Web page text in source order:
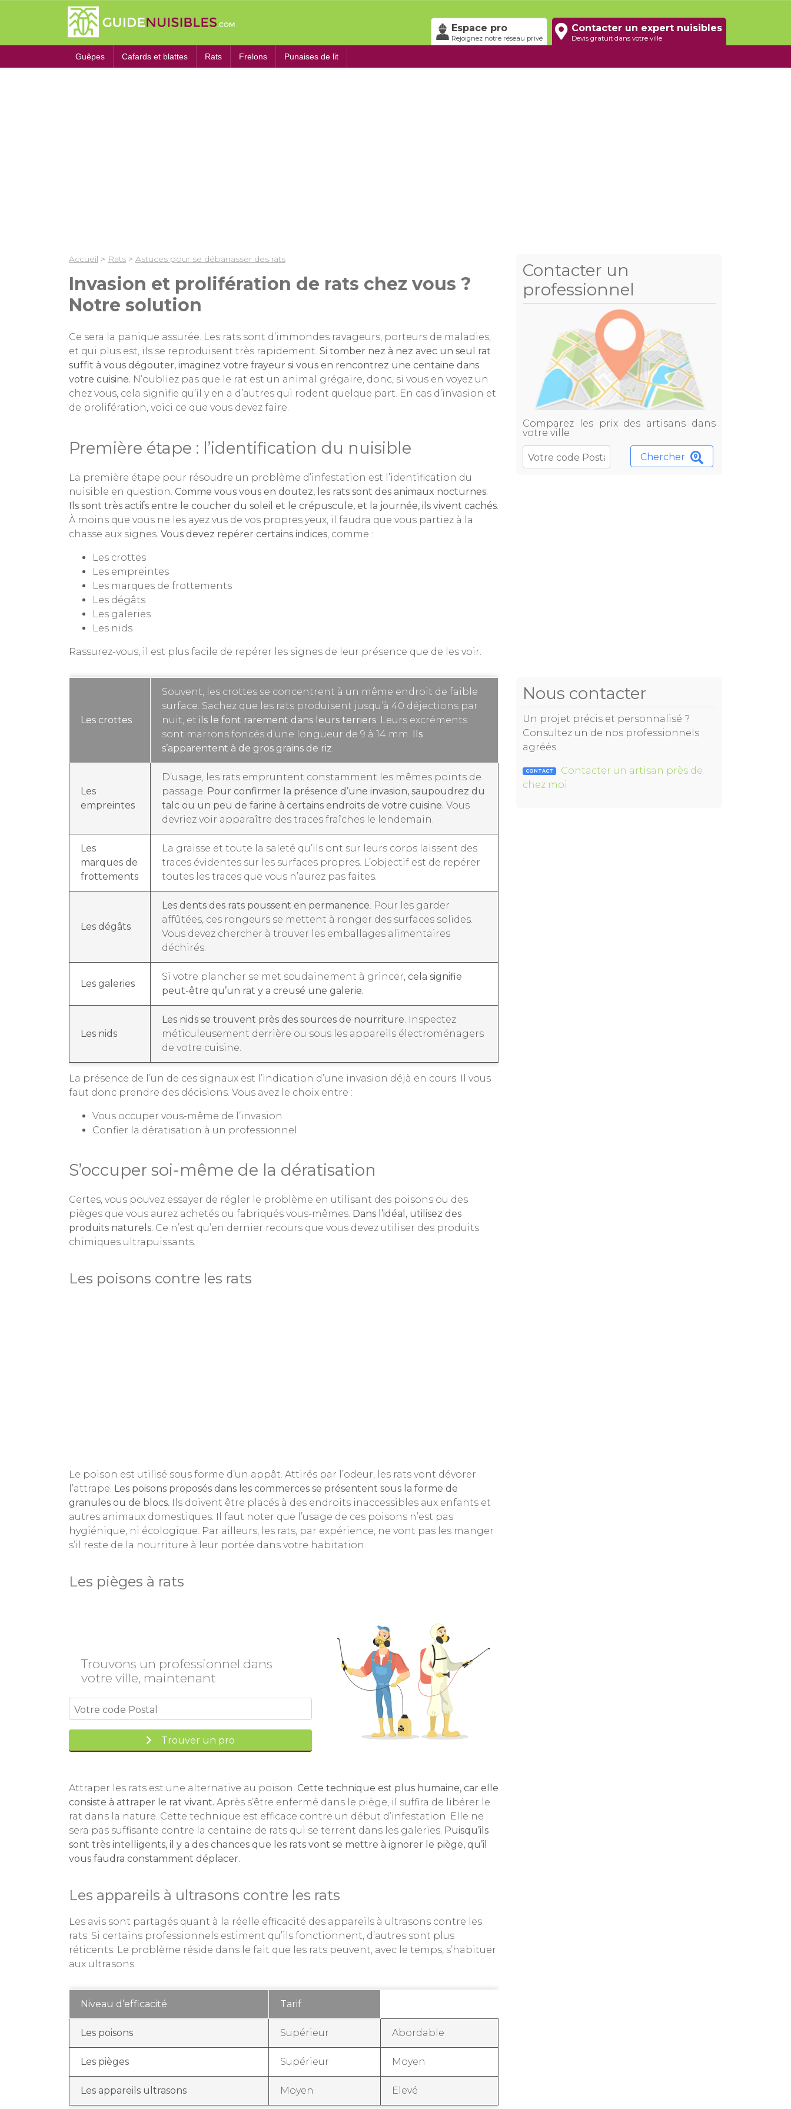
Espace pro
Rejoignez notre réseau privé
Contacter un expert nuisibles
Devis gratuit dans votre ville
Guêpes Cafards et blattes Rats Frelons Punaises de lit
Accueil > Rats > Astuces pour se débarrasser des rats
Invasion et prolifération de rats chez vous ?
Notre solution
Ce sera la panique assurée. Les rats sont d’immondes ravageurs, porteurs de maladies,
et qui plus est, ils se reproduisent très rapidement. Si tomber nez à nez avec un seul rat
suffit à vous dégouter, imaginez votre frayeur si vous en rencontrez une centaine dans
votre cuisine. N’oubliez pas que le rat est un animal grégaire, donc, si vous en voyez un
chez vous, cela signifie qu’il y en a d’autres qui rodent quelque part. En cas d’invasion et
de prolifération, voici ce que vous devez faire.
Première étape : l’identification du nuisible
La première étape pour résoudre un problème d’infestation est l’identification du
nuisible en question. Comme vous vous en doutez, les rats sont des animaux nocturnes.
Ils sont très actifs entre le coucher du soleil et le crépuscule, et la journée, ils vivent cachés
À moins que vous ne les ayez vus de vos propres yeux, il faudra que vous partiez à la
chasse aux signes. Vous devez repérer certains indices , comme :
Les crottes
Les empreintes
Les marques de frottements
Les dégâts
Les galeries
Les nids
Rassurez-vous, il est plus facile de repérer les signes de leur présence que de les voir.
Les crottes
Souvent, les crottes se concentrent à un même endroit de faible
surface. Sachez que les rats produisent jusqu’à 40 déjections par
nuit, et ils le font rarement dans leurs terriers . Leurs excréments
sont marrons foncés d’une longueur de 9 à 14 mm. Ils
s’apparentent à de gros grains de riz
Les
empreintes
D’usage, les rats empruntent constamment les mêmes points de
passage. Pour confirmer la présence d’une invasion, saupoudrez du
talc ou un peu de farine à certains endroits de votre cuisine. Vous
devriez voir apparaître des traces fraîches le lendemain.
Les
marques de
frottements
La graisse et toute la saleté qu’ils ont sur leurs corps laissent des
traces évidentes sur les surfaces propres. L’objectif est de repérer
toutes les traces que vous n’aurez pas faites.
Les dégâts
Les dents des rats poussent en permanence . Pour les garder
affûtées, ces rongeurs se mettent à ronger des surfaces solides.
Vous devez chercher à trouver les emballages alimentaires
déchirés.
Les galeries
Si votre plancher se met soudainement à grincer, cela signifie
peut-être qu’un rat y a creusé une galerie.
Les nids
Les nids se trouvent près des sources de nourriture . Inspectez
méticuleusement derrière ou sous les appareils électroménagers
de votre cuisine.
La présence de l’un de ces signaux est l’indication d’une invasion déjà en cours. Il vous
faut donc prendre des décisions. Vous avez le choix entre :
Vous occuper vous-même de l’invasion
Confier la dératisation à un professionnel
S’occuper soi-même de la dératisation
Certes, vous pouvez essayer de régler le problème en utilisant des poisons ou des
pièges que vous aurez achetés ou fabriqués vous-mêmes. Dans l’idéal, utilisez des
produits naturels. Ce n’est qu’en dernier recours que vous devez utiliser des produits
chimiques ultrapuissants.
Les poisons contre les rats
Le poison est utilisé sous forme d’un appât. Attirés par l’odeur, les rats vont dévorer
l’attrape. Les poisons proposés dans les commerces se présentent sous la forme de
granules ou de blocs. Ils doivent être placés à des endroits inaccessibles aux enfants et
autres animaux domestiques. Il faut noter que l’usage de ces poisons n’est pas
hygiénique, ni écologique. Par ailleurs, les rats, par expérience, ne vont pas les manger
s’il reste de la nourriture à leur portée dans votre habitation.
Les pièges à rats
Trouvons un professionnel dans
votre ville, maintenant
Trouver un pro
Attraper les rats est une alternative au poison. Cette technique est plus humaine, car elle
consiste à attraper le rat vivant. Après s’être enfermé dans le piège, il suffira de libérer le
rat dans la nature. Cette technique est efficace contre un début d’infestation. Elle ne
sera pas suffisante contre la centaine de rats qui se terrent dans les galeries. Puisqu’ils
sont très intelligents, il y a des chances que les rats vont se mettre à ignorer le piège, qu’il
vous faudra constamment déplacer.
Les appareils à ultrasons contre les rats
Les avis sont partagés quant à la réelle efficacité des appareils à ultrasons contre les
rats. Si certains professionnels estiment qu’ils fonctionnent, d’autres sont plus
réticents. Le problème réside dans le fait que les rats peuvent, avec le temps, s’habituer
aux ultrasons.
Niveau d’efficacité Tarif
Les poisons Supérieur Abordable
Les pièges Supérieur Moyen
Les appareils ultrasons Moyen Elevé
Contacter un
professionnel
Comparez les prix des artisans dans
votre ville
Chercher
Nous contacter
Un projet précis et personnalisé ?
Consultez un de nos professionnels
agréés.
CONTACT
Contacter un artisan près de
chez moi